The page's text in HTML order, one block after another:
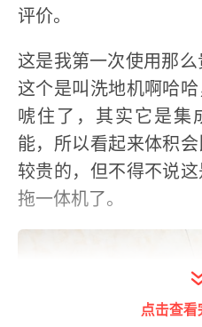
评价。
这是我第一次使用那
这个是叫洗地机啊哈
唬住了，其实它是集
能，所以看起来体积
较贵的，但不得不说
拖一体机了。
点击查